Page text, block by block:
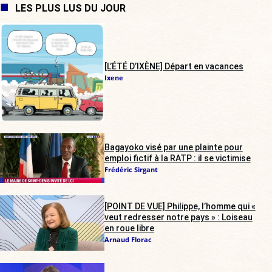
LES PLUS LUS DU JOUR
[L’ÉTÉ D’IXÈNE] Départ en vacances
Ixene
Bagayoko visé par une plainte pour
emploi fictif à la RATP : il se victimise
Frédéric Sirgant
[POINT DE VUE] Philippe, l’homme qui «
veut redresser notre pays » : Loiseau
en roue libre
Arnaud Florac